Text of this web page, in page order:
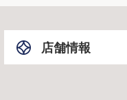
店舗情報